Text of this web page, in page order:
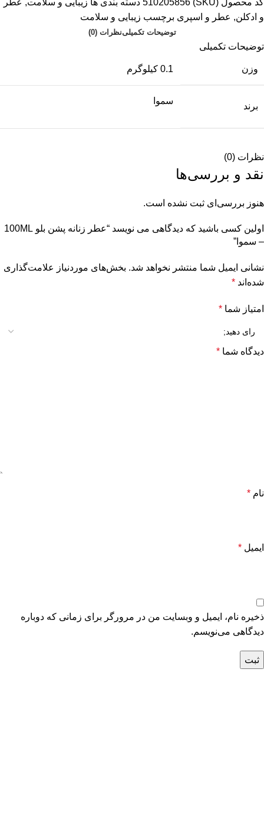
و ادکلن, عطر و اسپری برچسب زیبایی و سلامت
توضیحات تکمیلینظرات (0)
توضیحات تکمیلی
وزن 0.1 کیلوگرم
برند
سموا
نظرات (0)
نقد و بررسی‌ها
هنوز بررسی‌ای ثبت نشده است.
اولین کسی باشید که دیدگاهی می نویسد “عطر زنانه پشن بلو 100ML
– سموا”
نشانی ایمیل شما منتشر نخواهد شد. بخش‌های موردنیاز علامت‌گذاری
شده‌اند *
امتیاز شما *
دیدگاه شما *
نام *
ایمیل *
ذخیره نام، ایمیل و وبسایت من در مرورگر برای زمانی که دوباره
دیدگاهی می‌نویسم.